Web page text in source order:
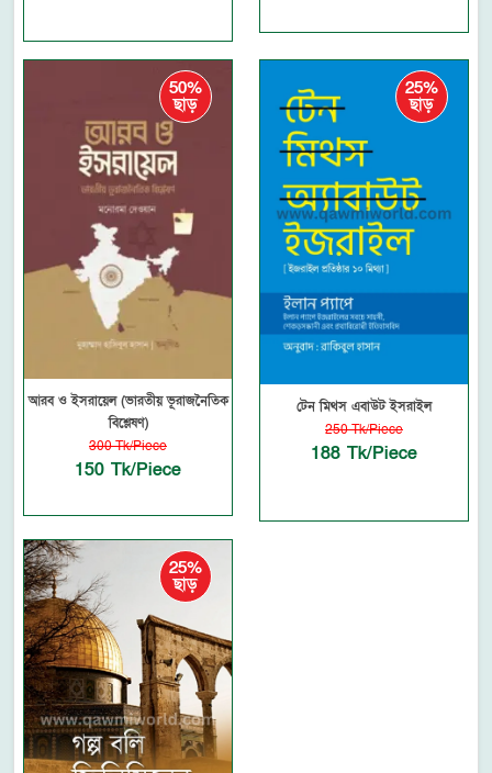
50%
ছাড়
আরব ও ইসরায়েল (ভারতীয় ভূরাজনৈতিক
বিশ্লেষণ)
300 Tk/Piece
150 Tk/Piece
25%
ছাড়
টেন মিথস এবাউট ইসরাইল
250 Tk/Piece
188 Tk/Piece
25%
ছাড়